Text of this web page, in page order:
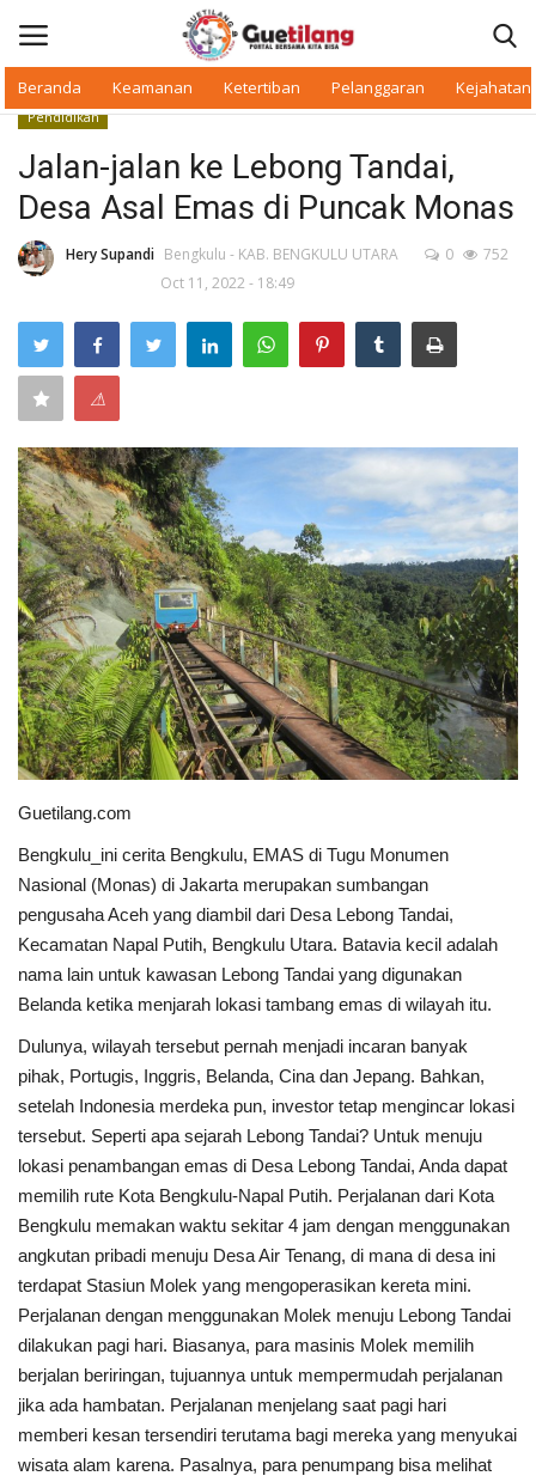
Beranda Keamanan Ketertiban Pelanggaran Kejahatan
Beranda
Daerah
Makan Bergizi
Warkop Digital
Pelanggaran
Ketertiban
Keamanan
Kejahatan
Cybers Event
UMKM & Ekonomi Kreatif
Pekerja Migran Indonesia
Ekonomi
Pendidikan
Informasi Journalism
Olahraga
Kesehatan
Layanan Publik
Perempuan/Anak
Pendidikan
Jalan-jalan ke Lebong Tandai,
Desa Asal Emas di Puncak Monas
Hery Supandi Bengkulu - KAB. BENGKULU UTARA
Oct 11, 2022 - 18:49
0 752
⚠
Guetilang.com
Bengkulu_ini cerita Bengkulu, EMAS di Tugu Monumen
Nasional (Monas) di Jakarta merupakan sumbangan
pengusaha Aceh yang diambil dari Desa Lebong Tandai,
Kecamatan Napal Putih, Bengkulu Utara. Batavia kecil adalah
nama lain untuk kawasan Lebong Tandai yang digunakan
Belanda ketika menjarah lokasi tambang emas di wilayah itu.
Dulunya, wilayah tersebut pernah menjadi incaran banyak
pihak, Portugis, Inggris, Belanda, Cina dan Jepang. Bahkan,
setelah Indonesia merdeka pun, investor tetap mengincar lokasi
tersebut. Seperti apa sejarah Lebong Tandai? Untuk menuju
lokasi penambangan emas di Desa Lebong Tandai, Anda dapat
memilih rute Kota Bengkulu-Napal Putih. Perjalanan dari Kota
Bengkulu memakan waktu sekitar 4 jam dengan menggunakan
angkutan pribadi menuju Desa Air Tenang, di mana di desa ini
terdapat Stasiun Molek yang mengoperasikan kereta mini.
Perjalanan dengan menggunakan Molek menuju Lebong Tandai
dilakukan pagi hari. Biasanya, para masinis Molek memilih
berjalan beriringan, tujuannya untuk mempermudah perjalanan
jika ada hambatan. Perjalanan menjelang saat pagi hari
memberi kesan tersendiri terutama bagi mereka yang menyukai
wisata alam karena. Pasalnya, para penumpang bisa melihat